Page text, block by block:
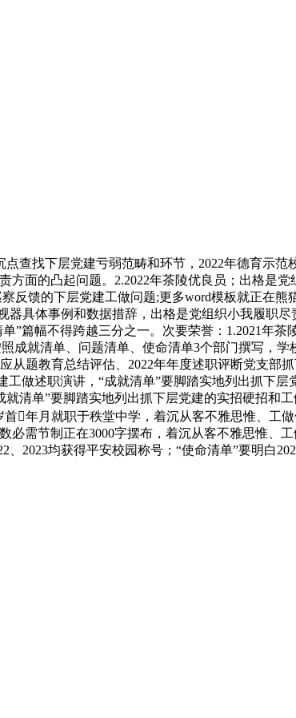
找下层党建亏弱范畴和环节，2022年德育示范
面的凸起问题。2.2022年茶陵优良员；出格是
反馈的下层党建工做问题;更多word模板就正在
具体事例和数据措辞，出格是党组织小我履职
”篇幅不得跨越三分之一。次要荣誉：1.2021年
就清单、问题清单、使命清单3个部门撰写，学
从题教育总结评估、2022年年度述职评断党支部
做述职演讲，“成就清单”要脚踏实地列出抓下
清单”要脚踏实地列出抓下层党建的实招硬招和
年月就职于秩堂中学，着沉从客不雅思惟、工
需节制正在3000字摆布，着沉从客不雅思惟、
2023均获得平安校园称号；“使命清单”要明白